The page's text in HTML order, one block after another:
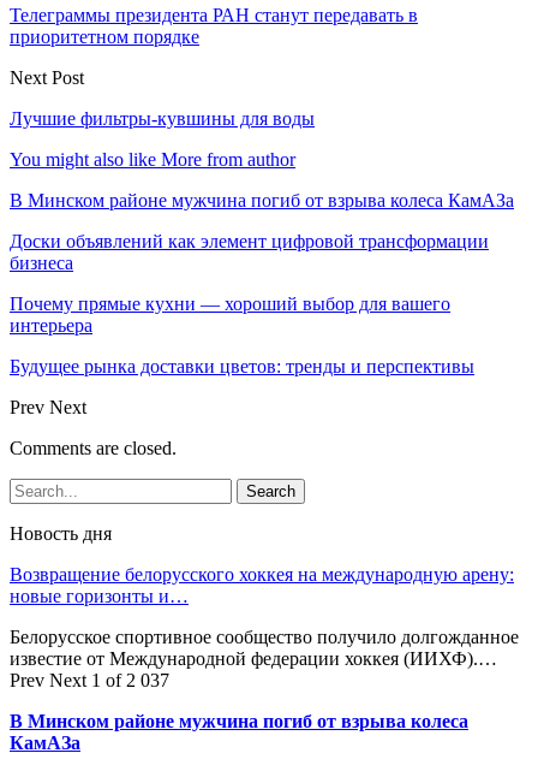
Телеграммы президента РАН станут передавать в
приоритетном порядке
Next Post
Лучшие фильтры-кувшины для воды
You might also like More from author
В Минском районе мужчина погиб от взрыва колеса КамАЗа
Доски объявлений как элемент цифровой трансформации
бизнеса
Почему прямые кухни — хороший выбор для вашего
интерьера
Будущее рынка доставки цветов: тренды и перспективы
Prev Next
Comments are closed.
Новость дня
Возвращение белорусского хоккея на международную арену:
новые горизонты и…
Белорусское спортивное сообщество получило долгожданное
известие от Международной федерации хоккея (ИИХФ).…
Prev Next 1 of 2 037
В Минском районе мужчина погиб от взрыва колеса
КамАЗа